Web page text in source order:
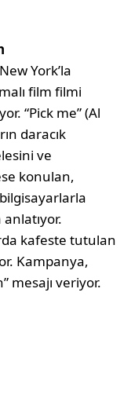
York’la
film filmi
“Pick me” (Al
daracık
ve
konulan,
kafeste tutulan
Kampanya,
mesajı veriyor.